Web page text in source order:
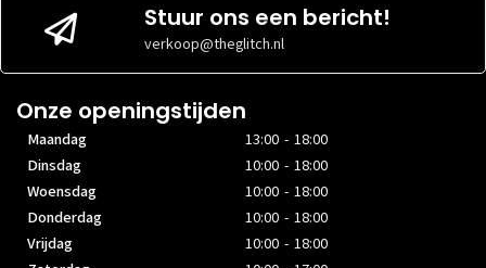
GEHEUGENCAPACITEIT
Stuur ons een bericht!
verkoop@theglitch.nl
Onze openingstijden
Maandag
13:00 - 18:00
Dinsdag
10:00 - 18:00
Woensdag
10:00 - 18:00
Donderdag
10:00 - 18:00
Vrijdag
10:00 - 18:00